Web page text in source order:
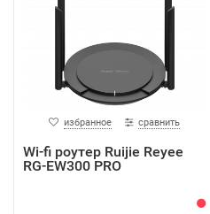
избранное сравнить
Wi-fi роутер Ruijie Reyee
RG-EW300 PRO